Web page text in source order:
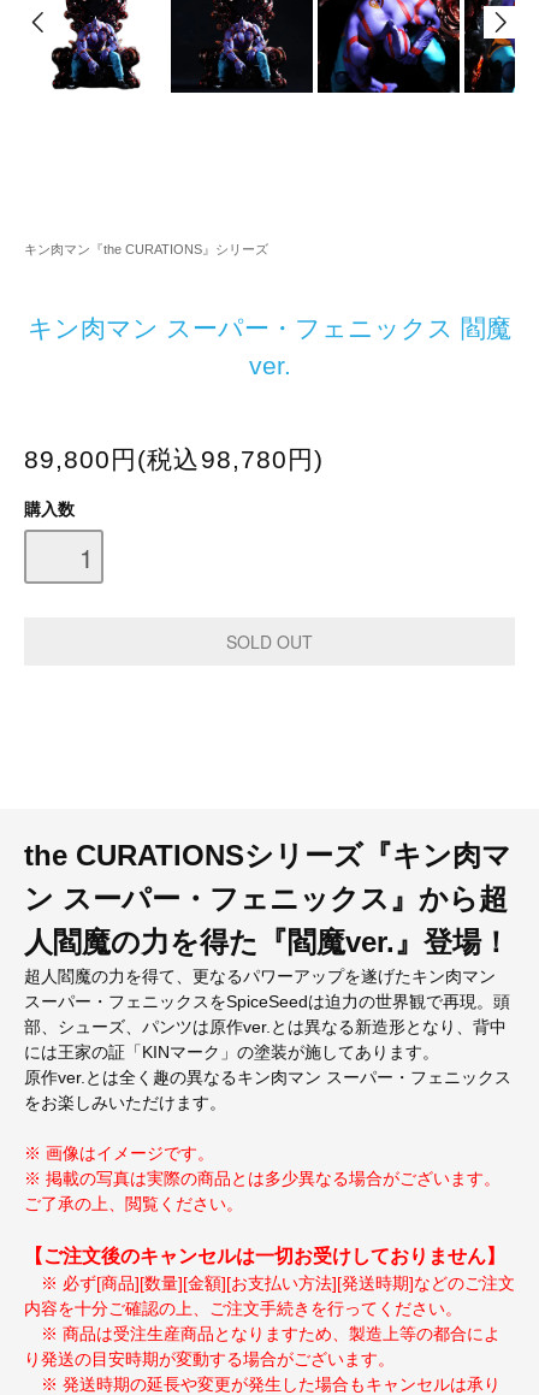
キン肉マン『the CURATIONS』シリーズ
キン肉マン スーパー・フェニックス 閻魔
ver.
89,800円(税込98,780円)
購入数
the CURATIONSシリーズ『キン肉マ
ン スーパー・フェニックス』から超
人閻魔の力を得た『閻魔ver.』登場！
超人閻魔の力を得て、更なるパワーアップを遂げたキン肉マン
スーパー・フェニックスをSpiceSeedは迫力の世界観で再現。頭
部、シューズ、パンツは原作ver.とは異なる新造形となり、背中
には王家の証「KINマーク」の塗装が施してあります。
原作ver.とは全く趣の異なるキン肉マン スーパー・フェニックス
をお楽しみいただけます。
※ 画像はイメージです。
※ 掲載の写真は実際の商品とは多少異なる場合がございます。
ご了承の上、閲覧ください。
【ご注文後のキャンセルは一切お受けしておりません】
※ 必ず[商品][数量][金額][お支払い方法][発送時期]などのご注文
内容を十分ご確認の上、ご注文手続きを行ってください。
※ 商品は受注生産商品となりますため、製造上等の都合によ
り発送の目安時期が変動する場合がございます。
※ 発送時期の延長や変更が発生した場合もキャンセルは承り